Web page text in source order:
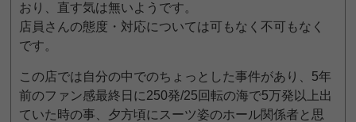
おり、直す気は無いようです。
店員さんの態度・対応については可もなく不可もなく
です。
この店では自分の中でのちょっとした事件があり、5年
前のファン感最終日に250発/25回転の海で5万発以上出
ていた時の事、夕方頃にスーツ姿のホール関係者と思